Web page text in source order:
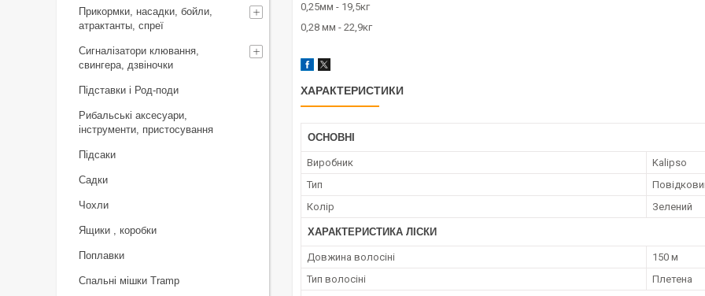
0,25мм - 19,5кг
0,28 мм - 22,9кг
ХАРАКТЕРИСТИКИ
ОСНОВНІ
Виробник
Kalipso
Тип
Колір
Зелений
ХАРАКТЕРИСТИКА ЛІСКИ
Довжина волосіні
150 м
Тип волосіні
Плетена
Прикормки, насадки, бойли,
атрактанты, спреї
Сигналізатори клювання,
свингера, дзвіночки
Підставки і Род-поди
Рибальські аксесуари,
інструменти, пристосування
Підсаки
Садки
Чохли
Ящики , коробки
Поплавки
Спальні мішки Tramp